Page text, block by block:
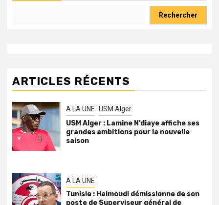
Rechercher
ARTICLES RÉCENTS
A LA UNE USM Alger
USM Alger : Lamine N’diaye affiche ses
grandes ambitions pour la nouvelle
saison
A LA UNE
Tunisie : Haimoudi démissionne de son
poste de Superviseur général de